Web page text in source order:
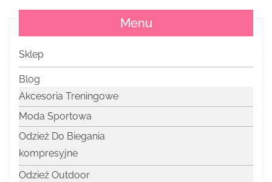
Menu
Sklep
Blog
Akcesoria Treningowe
Moda Sportowa
Odzież Do Biegania
kompresyjne
Odzież Outdoor